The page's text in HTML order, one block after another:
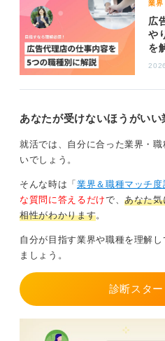
もしクリエイティブ職を志望
までに何か作品を作ったり、
り、実際に時間がなければで
とでアピールにつながります
界の人たちと同じ土俵に立っ
準備に取り組みましょう。
業界
広
や
を
あなたが受けないほうがい
就活では、自分に合った業界・
いでしょう。
そんな時は「 業界＆職種マッチ度
な質問に答えるだけで、あなた
相性がわかります。
自分が目指す業界や職種を理解
ましょう。
診断スタ